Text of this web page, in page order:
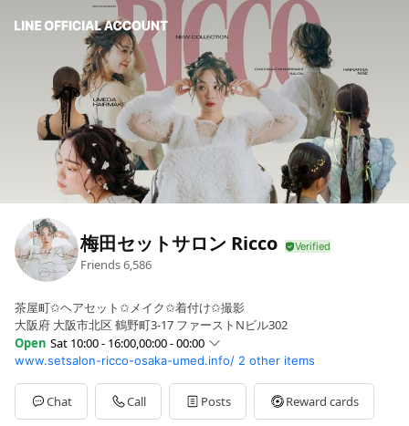
梅田セットサロン Ricco
Friends6,586
茶屋町✩ヘアセット✩メイク✩着付け✩撮影
大阪府 大阪市北区 鶴野町3-17 ファーストNビル302
Open Sat 10:00 - 16:00,00:00 - 00:00
Sun10:00 - 16:00
Mon10:00 - 17:00
Tue10:00 - 17:00
Wed10:00 - 17:00
www.setsalon-ricco-osaka-umed.info/ 2 other items
Chat Call Posts Reward cards